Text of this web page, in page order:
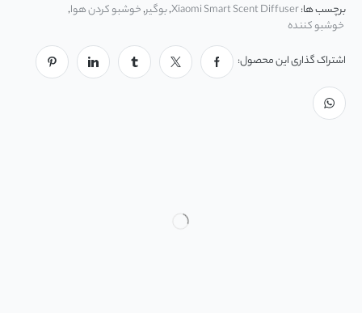
برچسب ها:Xiaomi Smart Scent Diffuser
,بوگیر,خوشبو کردن هوا,
خوشبو کننده
اشتراک گذاری این محصول: